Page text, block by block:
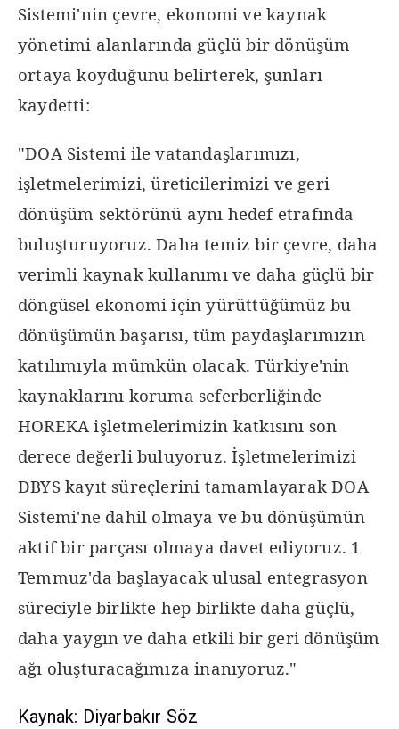
Sistemi'nin çevre, ekonomi ve kaynak
yönetimi alanlarında güçlü bir dönüşüm
ortaya koyduğunu belirterek, şunları
kaydetti:
"DOA Sistemi ile vatandaşlarımızı,
işletmelerimizi, üreticilerimizi ve geri
dönüşüm sektörünü aynı hedef etrafında
buluşturuyoruz. Daha temiz bir çevre, daha
verimli kaynak kullanımı ve daha güçlü bir
döngüsel ekonomi için yürüttüğümüz bu
dönüşümün başarısı, tüm paydaşlarımızın
katılımıyla mümkün olacak. Türkiye'nin
kaynaklarını koruma seferberliğinde
HOREKA işletmelerimizin katkısını son
derece değerli buluyoruz. İşletmelerimizi
DBYS kayıt süreçlerini tamamlayarak DOA
Sistemi'ne dahil olmaya ve bu dönüşümün
aktif bir parçası olmaya davet ediyoruz. 1
Temmuz'da başlayacak ulusal entegrasyon
süreciyle birlikte hep birlikte daha güçlü,
daha yaygın ve daha etkili bir geri dönüşüm
ağı oluşturacağımıza inanıyoruz."
Kaynak: Diyarbakır Söz